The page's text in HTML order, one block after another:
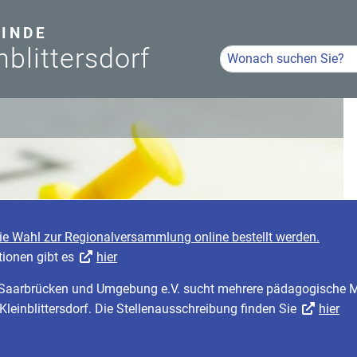
Volltextsuche
Hier Suchbegriff eingeben